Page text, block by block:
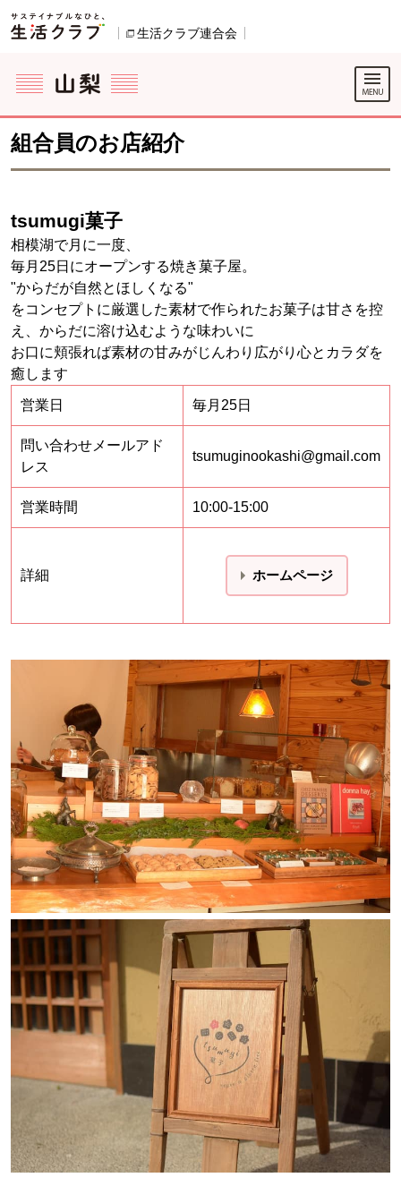
ページの先頭です。
生活クラブ連合会
ここからサイト内共通メニューです。
サイト内共通メニューをスキップする
サイト内共通メニューここまで。
組合員のお店紹介
tsumugi菓子
相模湖で月に一度、
毎月25日にオープンする焼き菓子屋。
"からだが自然とほしくなる"
をコンセプトに厳選した素材で作られたお菓子は甘さを控
え、からだに溶け込むような味わいに
お口に頬張れば素材の甘みがじんわり広がり心とカラダを
癒します
営業日 毎月25日
問い合わせメールアド
レス
tsumuginookashi@gmail.com
営業時間 10:00-15:00
詳細 ホームページ